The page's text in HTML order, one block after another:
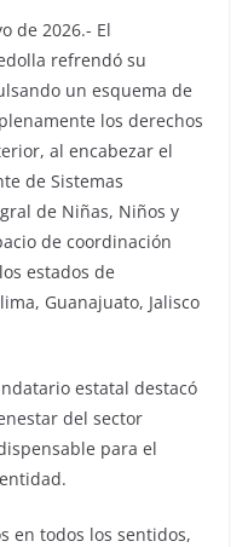
de 2026.- El
refrendó su
un esquema de
los derechos
al encabezar el
de Sistemas
de Niñas, Niños y
de coordinación
estados de
Guanajuato, Jalisco
estatal destacó
del sector
para el
en todos los sentidos,